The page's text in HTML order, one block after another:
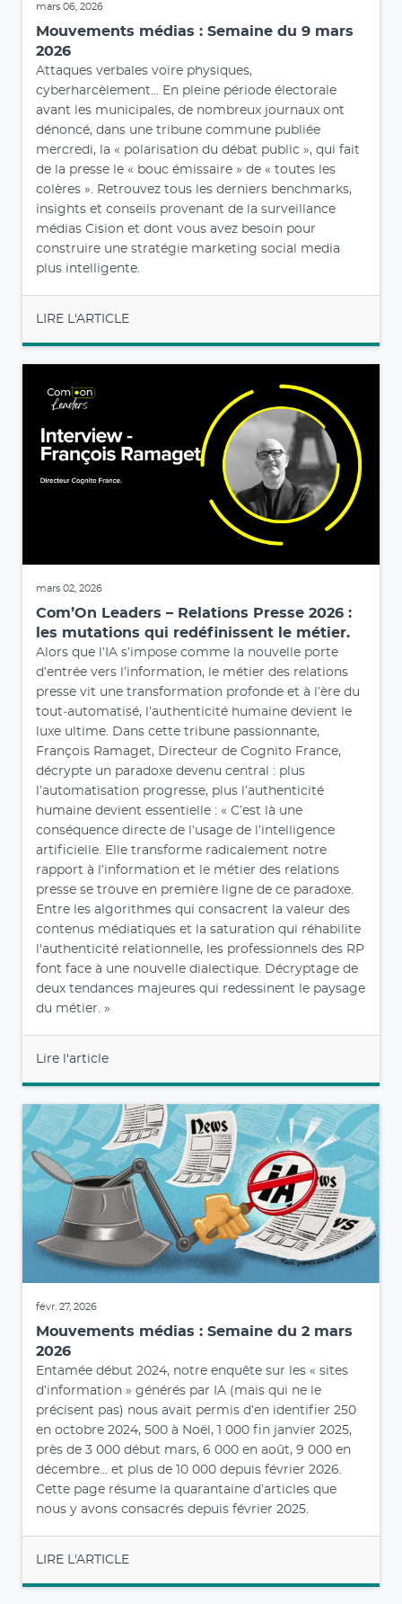
mars 06, 2026
Mouvements médias : Semaine du 9 mars
2026
Attaques verbales voire physiques,
cyberharcèlement... En pleine période électorale
avant les municipales, de nombreux journaux ont
dénoncé, dans une tribune commune publiée
mercredi, la « polarisation du débat public », qui fait
de la presse le « bouc émissaire » de « toutes les
colères ». Retrouvez tous les derniers benchmarks,
insights et conseils provenant de la surveillance
médias Cision et dont vous avez besoin pour
construire une stratégie marketing social media
plus intelligente.
LIRE L'ARTICLE
mars 02, 2026
Com’On Leaders – Relations Presse 2026 :
les mutations qui redéfinissent le métier.
Alors que l’IA s’impose comme la nouvelle porte
d’entrée vers l’information, le métier des relations
presse vit une transformation profonde et à l’ère du
tout‑automatisé, l’authenticité humaine devient le
luxe ultime. Dans cette tribune passionnante,
François Ramaget, Directeur de Cognito France,
décrypte un paradoxe devenu central : plus
l’automatisation progresse, plus l’authenticité
humaine devient essentielle : « C’est là une
conséquence directe de l’usage de l’intelligence
artificielle. Elle transforme radicalement notre
rapport à l’information et le métier des relations
presse se trouve en première ligne de ce paradoxe.
Entre les algorithmes qui consacrent la valeur des
contenus médiatiques et la saturation qui réhabilite
l'authenticité relationnelle, les professionnels des RP
font face à une nouvelle dialectique. Décryptage de
deux tendances majeures qui redessinent le paysage
du métier. »
Lire l'article
févr. 27, 2026
Mouvements médias : Semaine du 2 mars
2026
Entamée début 2024, notre enquête sur les « sites
d’information » générés par IA (mais qui ne le
précisent pas) nous avait permis d’en identifier 250
en octobre 2024, 500 à Noël, 1 000 fin janvier 2025,
près de 3 000 début mars, 6 000 en août, 9 000 en
décembre… et plus de 10 000 depuis février 2026.
Cette page résume la quarantaine d’articles que
nous y avons consacrés depuis février 2025.
LIRE L'ARTICLE